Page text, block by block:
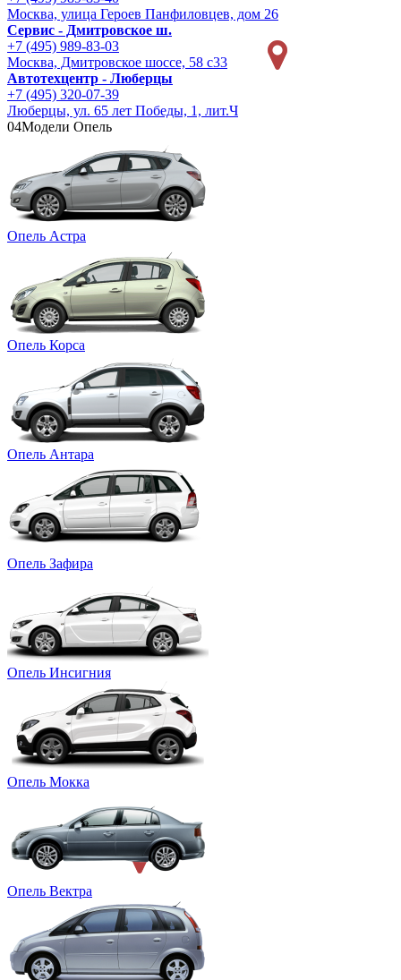
Москва, улица Героев Панфиловцев, дом 26
Сервис - Дмитровское ш.
+7 (495) 989-83-03
Москва, Дмитровское шоссе, 58 с33
Автотехцентр - Люберцы
+7 (495) 320-07-39
Люберцы, ул. 65 лет Победы, 1, лит.Ч
04Модели Опель
Опель Астра
Опель Корса
Опель Антара
Опель Зафира
Опель Инсигния
Опель Мокка
Опель Вектра